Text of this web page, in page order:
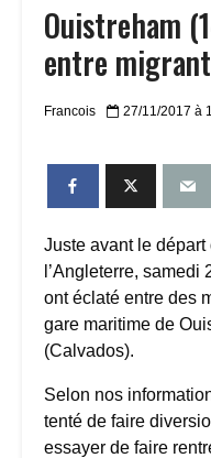
Ouistreham
entre
Francois 27/11/2017 à
Juste avant le
l’Angleterre,
ont éclaté entre des
gare maritime de
(Calvados).
Selon nos
tenté de faire
essayer de faire